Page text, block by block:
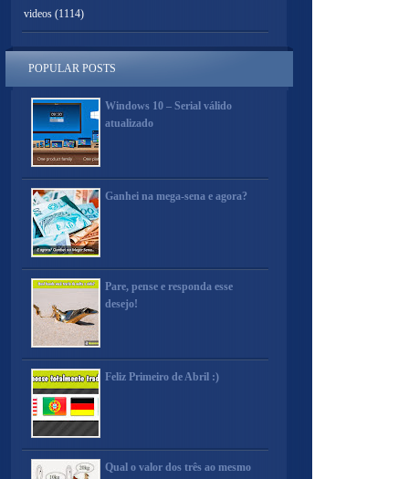
videos (1114)
POPULAR POSTS
Windows 10 – Serial válido
atualizado
Ganhei na mega-sena e agora?
Pare, pense e responda esse
desejo!
Feliz Primeiro de Abril :)
Qual o valor dos três ao mesmo